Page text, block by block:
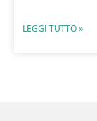
LEGGI TUTTO »